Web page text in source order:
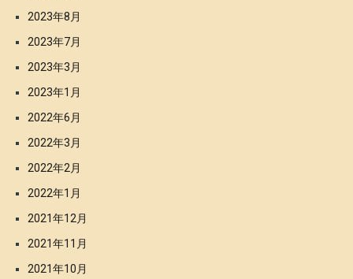
2023年8月
2023年7月
2023年3月
2023年1月
2022年6月
2022年3月
2022年2月
2022年1月
2021年12月
2021年11月
2021年10月